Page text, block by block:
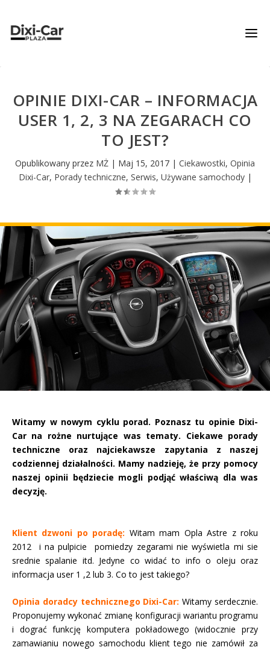
OPINIE DIXI-CAR – INFORMACJA
USER 1, 2, 3 NA ZEGARACH CO
TO JEST?
Opublikowany przez MŻ | Maj 15, 2017 | Ciekawostki, Opinia
Dixi-Car, Porady techniczne, Serwis, Używane samochody|
Witamy w nowym cyklu porad. Poznasz tu opinie Dixi-
Car na rożne nurtujące was tematy. Ciekawe porady
techniczne oraz najciekawsze zapytania z naszej
codziennej działalności. Mamy nadzieję, że przy pomocy
naszej opinii będziecie mogli podjąć właściwą dla was
decyzję.
Klient dzwoni po poradę: Witam mam Opla Astre z roku
2012 i na pulpicie pomiedzy zegarami nie wyświetla mi sie
srednie spalanie itd. Jedyne co widać to info o oleju oraz
informacja user 1 ,2 lub 3. Co to jest takiego?
Opinia doradcy technicznego Dixi-Car:Witamy serdecznie.
Proponujemy wykonać zmianę konfiguracji wariantu programu
i dograć funkcję komputera pokładowego (widocznie przy
zamawianiu nowego samochodu klient tego nie zamówił za